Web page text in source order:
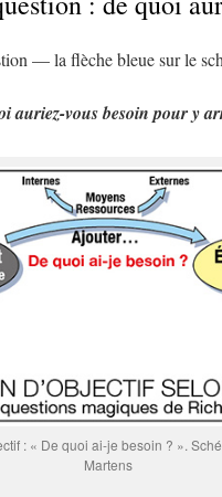
— la flèche bleue sur le
auriez-vous besoin pour y
: « De quoi ai-je besoin ? ».
Martens